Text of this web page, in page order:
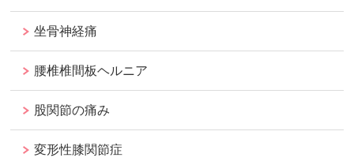
坐骨神経痛
腰椎椎間板ヘルニア
股関節の痛み
変形性膝関節症